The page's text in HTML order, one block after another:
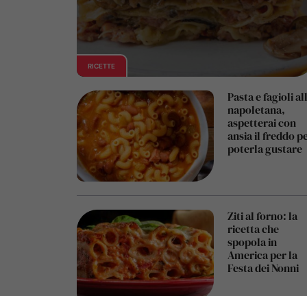
RICETTE
Pasta e fagioli
napoletana,
aspetterai con
ansia il freddo
poterla gustare
Ziti al forno: la
ricetta che
spopola in
America per la
Festa dei Nonni